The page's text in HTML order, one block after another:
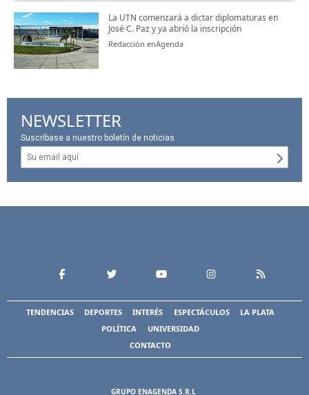
La UTN comenzará a dictar diplomaturas en
José C. Paz y ya abrió la inscripción
Redacción enAgenda
NEWSLETTER
Suscríbase a nuestro boletín de noticias
TENDENCIAS DEPORTES INTERÉS ESPECTÁCULOS
LA PLATA
POLÍTICA
UNIVERSIDAD
CONTACTO
GRUPO ENAGENDA S.R.L